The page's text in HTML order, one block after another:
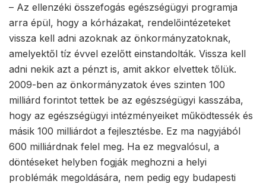
– Az ellenzéki összefogás egészségügyi programja
arra épül, hogy a kórházakat, rendelőintézeteket
vissza kell adni azoknak az önkormányzatoknak,
amelyektől tíz évvel ezelőtt einstandolták. Vissza kell
adni nekik azt a pénzt is, amit akkor elvettek tőlük.
2009-ben az önkormányzatok éves szinten 100
milliárd forintot tettek be az egészségügyi kasszába,
hogy az egészségügyi intézményeiket működtessék és
másik 100 milliárdot a fejlesztésbe. Ez ma nagyjából
600 milliárdnak felel meg. Ha ez megvalósul, a
döntéseket helyben fogják meghozni a helyi
problémák megoldására, nem pedig egy budapesti